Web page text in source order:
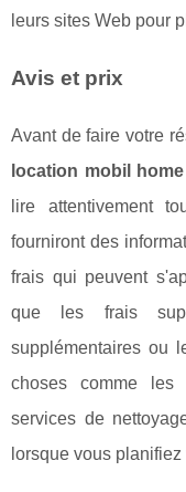
leurs sites Web pour
Avis et prix
Avant de faire votre
location mobil
lire attentivement
fourniront des
frais qui peuvent
que les frais
supplémentaires ou
choses comme
services de
lorsque vous